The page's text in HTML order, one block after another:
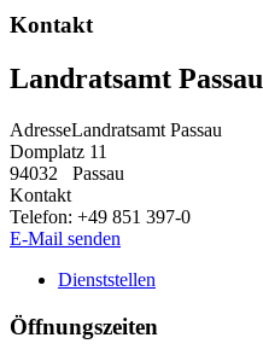
Kontakt
Landratsamt Passau
AdresseLandratsamt Passau
Domplatz 11
94032
Passau
Kontakt
Telefon: +49 851 397-0
E-Mail senden
Dienststellen
Öffnungszeiten